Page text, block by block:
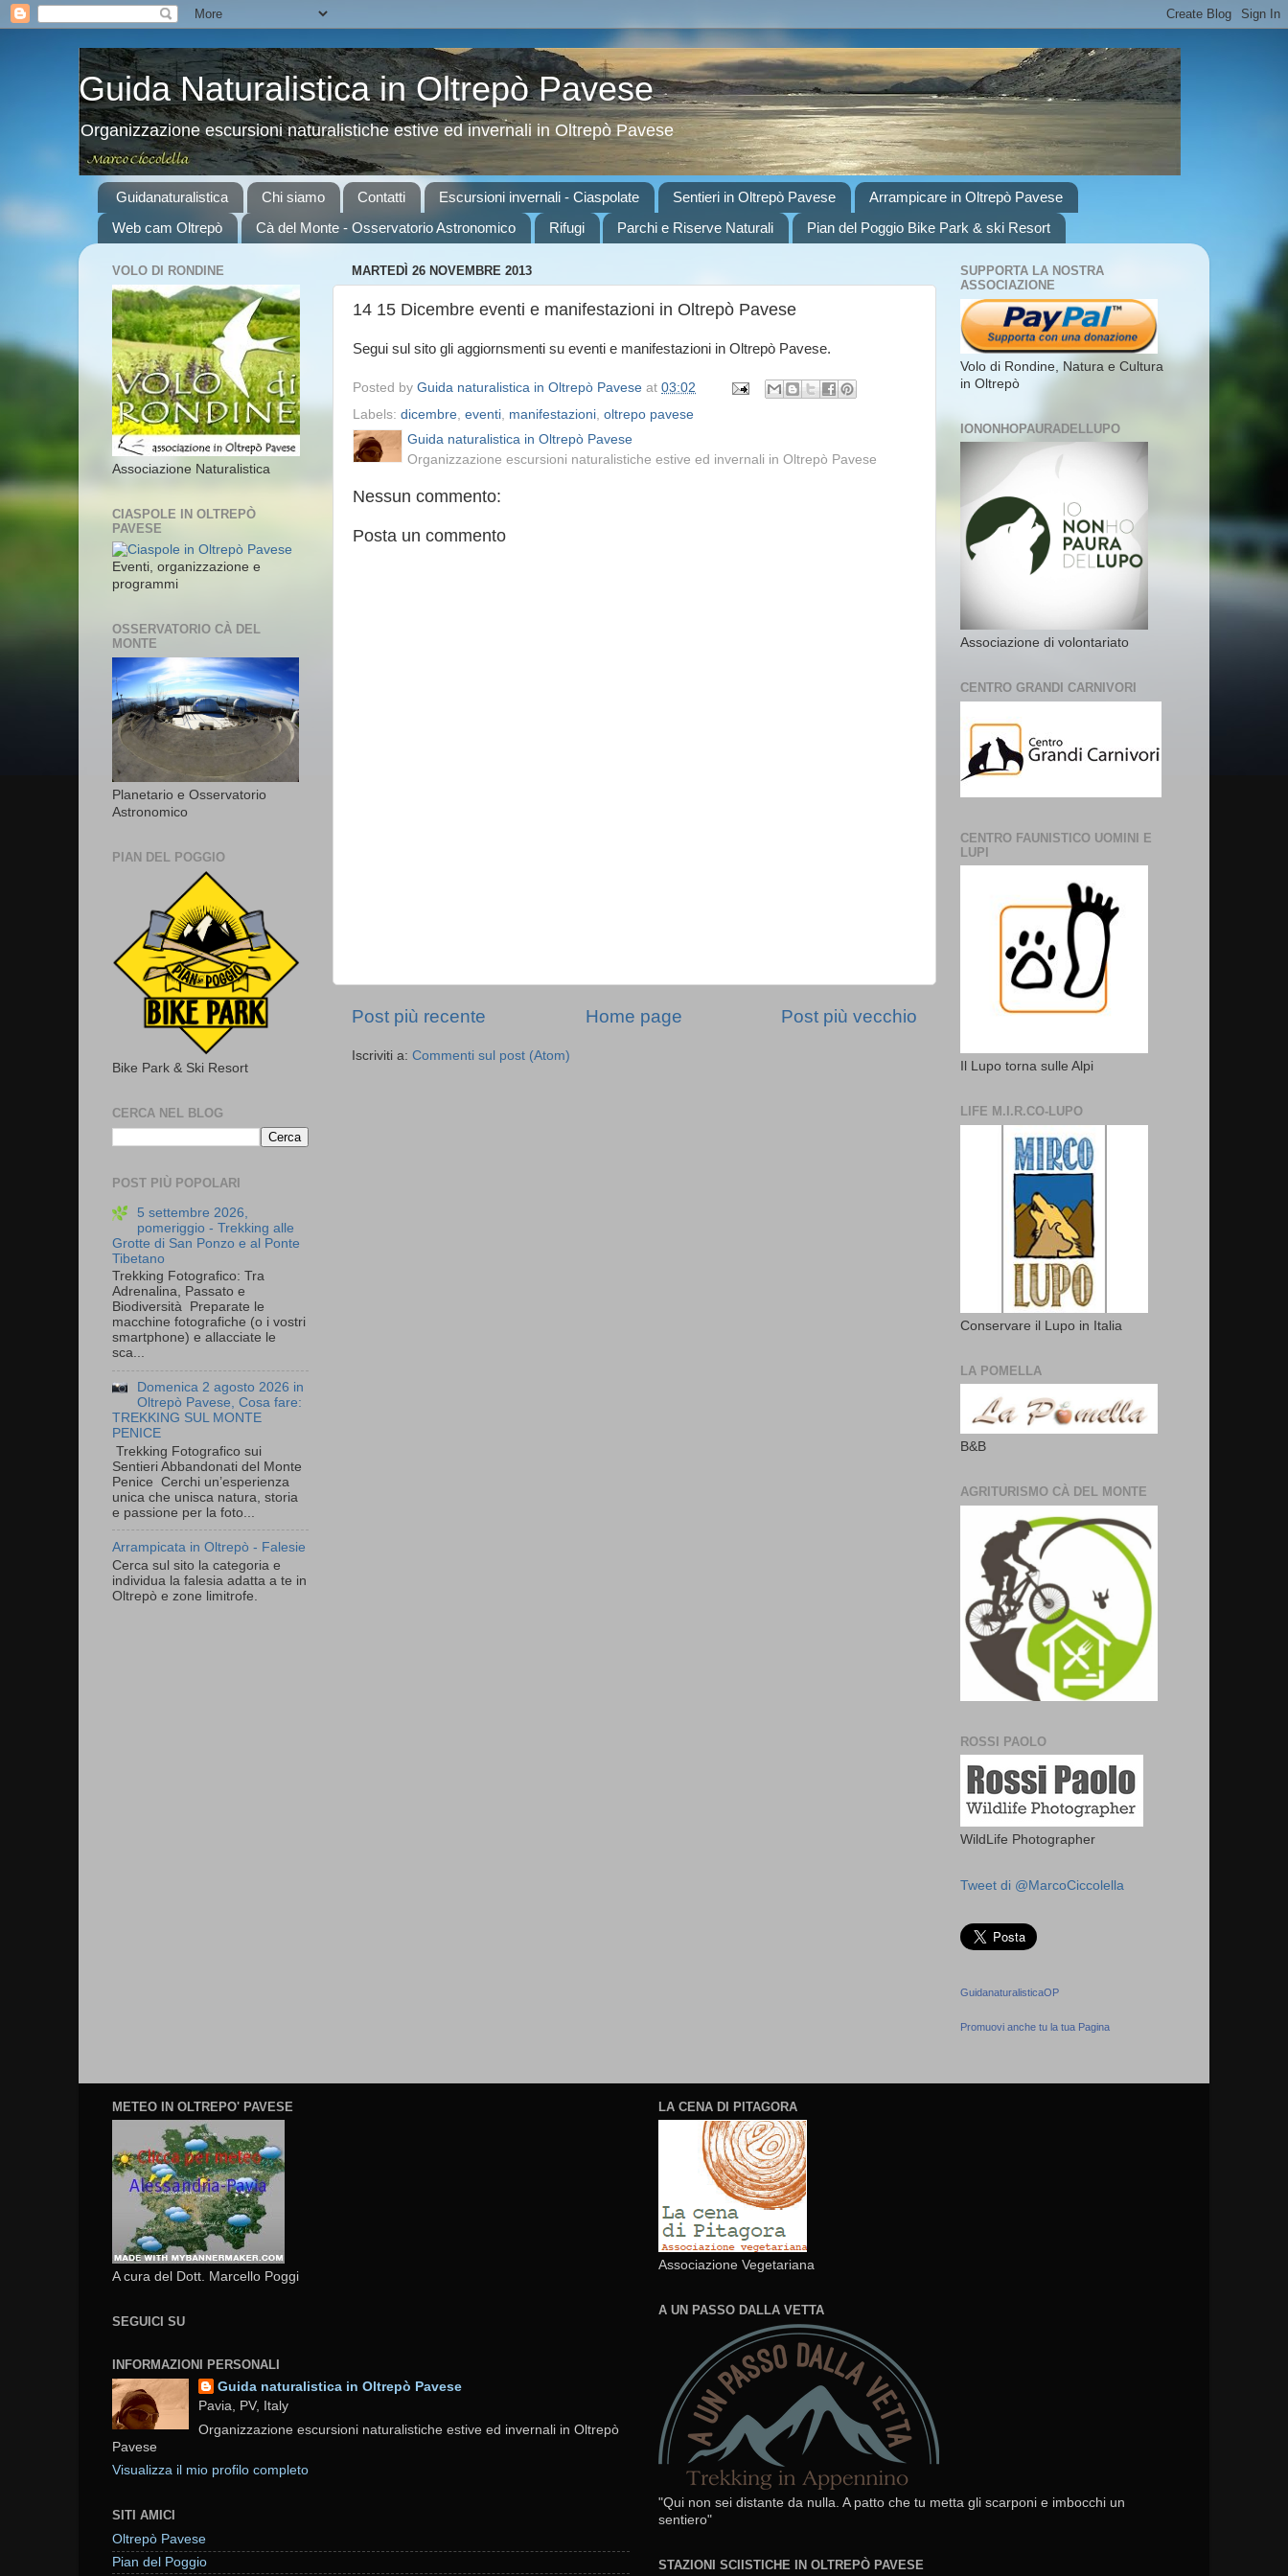
Guida Naturalistica in Oltrepò Pavese
Organizzazione escursioni naturalistiche estive ed invernali in Oltrepò Pavese
Guidanaturalistica Chi siamo Contatti Escursioni invernali - Ciaspolate Sentieri in Oltrepò Pavese
Arrampicare in Oltrepò Pavese
Web cam Oltrepò
Cà del Monte - Osservatorio Astronomico Rifugi Parchi e Riserve Naturali Pian del Poggio Bike Park & ski Resort
MARTEDÌ 26 NOVEMBRE 2013
14 15 Dicembre eventi e manifestazioni in Oltrepò Pavese
Segui sul sito gli aggiornsmenti su eventi e manifestazioni in Oltrepò Pavese.
Posted by Guida naturalistica in Oltrepò Pavese at 03:02
Labels: dicembre eventi manifestazioni oltrepo pavese
Guida naturalistica in Oltrepò Pavese
Organizzazione escursioni naturalistiche estive ed invernali in Oltrepò Pavese
Nessun commento:
Posta un commento
Post più recente Post più vecchio
Home page
Iscriviti a: Commenti sul post (Atom)
VOLO DI RONDINE
Associazione Naturalistica
CIASPOLE IN OLTREPÒ
PAVESE
Eventi, organizzazione e
programmi
OSSERVATORIO CÀ DEL
MONTE
Planetario e Osservatorio
Astronomico
PIAN DEL POGGIO
Bike Park & Ski Resort
CERCA NEL BLOG
POST PIÙ POPOLARI
5 settembre 2026,
pomeriggio - Trekking alle
Grotte di San Ponzo e al Ponte
Tibetano
Trekking Fotografico: Tra
Adrenalina, Passato e
Biodiversità Preparate le
macchine fotografiche (o i vostri
smartphone) e allacciate le
sca...
Domenica 2 agosto 2026 in
Oltrepò Pavese, Cosa fare:
TREKKING SUL MONTE
PENICE
Trekking Fotografico sui
Sentieri Abbandonati del Monte
Penice Cerchi un’esperienza
unica che unisca natura, storia
e passione per la foto...
Arrampicata in Oltrepò - Falesie
Cerca sul sito la categoria e
individua la falesia adatta a te in
Oltrepò e zone limitrofe.
SUPPORTA LA NOSTRA
ASSOCIAZIONE
Volo di Rondine, Natura e Cultura
in Oltrepò
IONONHOPAURADELLUPO
Associazione di volontariato
CENTRO GRANDI CARNIVORI
CENTRO FAUNISTICO UOMINI E
LUPI
Il Lupo torna sulle Alpi
LIFE M.I.R.CO-LUPO
Conservare il Lupo in Italia
LA POMELLA
B&B
AGRITURISMO CÀ DEL MONTE
ROSSI PAOLO
WildLife Photographer
Tweet di @MarcoCiccolella
GuidanaturalisticaOP
Promuovi anche tu la tua Pagina
METEO IN OLTREPO' PAVESE
A cura del Dott. Marcello Poggi
SEGUICI SU
INFORMAZIONI PERSONALI
Guida naturalistica in Oltrepò Pavese
Pavia, PV, Italy
Organizzazione escursioni naturalistiche estive ed invernali in Oltrepò
Pavese
Visualizza il mio profilo completo
SITI AMICI
Oltrepò Pavese
Pian del Poggio
LA CENA DI PITAGORA
Associazione Vegetariana
A UN PASSO DALLA VETTA
"Qui non sei distante da nulla. A patto che tu metta gli scarponi e imbocchi un
sentiero"
STAZIONI SCIISTICHE IN OLTREPÒ PAVESE